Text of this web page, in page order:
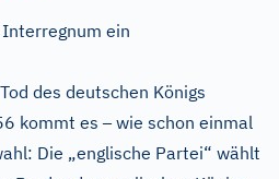
ein
des deutschen Königs
kommt es–wie schon einmal
Die „englische Partei“ wählt